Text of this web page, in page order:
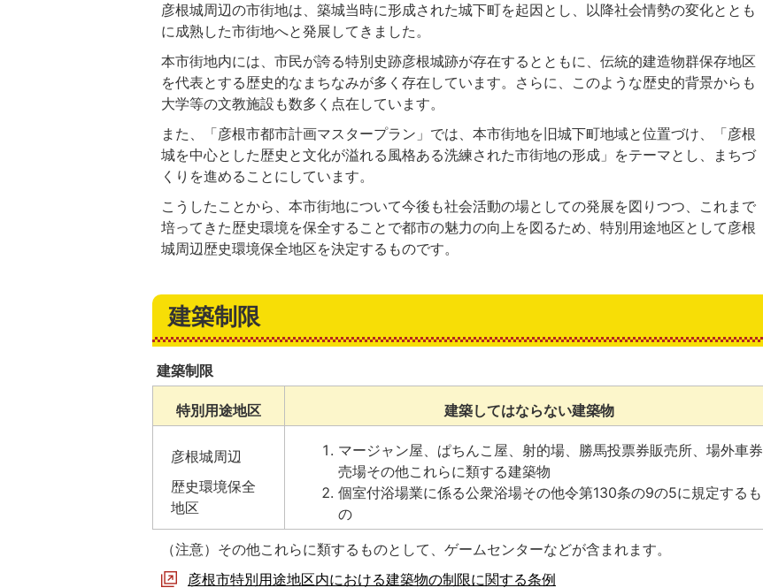
彦根城周辺の市街地は、築城当時に形成された城下町を起因とし、以降社会情勢の変化ととも
に成熟した市街地へと発展してきました。
本市街地内には、市民が誇る特別史跡彦根城跡が存在するとともに、伝統的建造物群保存地区
を代表とする歴史的なまちなみが多く存在しています。さらに、このような歴史的背景からも
大学等の文教施設も数多く点在しています。
また、「彦根市都市計画マスタープラン」では、本市街地を旧城下町地域と位置づけ、「彦根
城を中心とした歴史と文化が溢れる風格ある洗練された市街地の形成」をテーマとし、まちづ
くりを進めることにしています。
こうしたことから、本市街地について今後も社会活動の場としての発展を図りつつ、これまで
培ってきた歴史環境を保全することで都市の魅力の向上を図るため、特別用途地区として彦根
城周辺歴史環境保全地区を決定するものです。
建築制限
建築制限
特別用途地区 建築してはならない建築物
彦根城周辺
歴史環境保全
地区
マージャン屋、ぱちんこ屋、射的場、勝馬投票券販売所、場外車券
売場その他これらに類する建築物
個室付浴場業に係る公衆浴場その他令第130条の9の5に規定するも
の
（注意）その他これらに類するものとして、ゲームセンターなどが含まれます。
彦根市特別用途地区内における建築物の制限に関する条例